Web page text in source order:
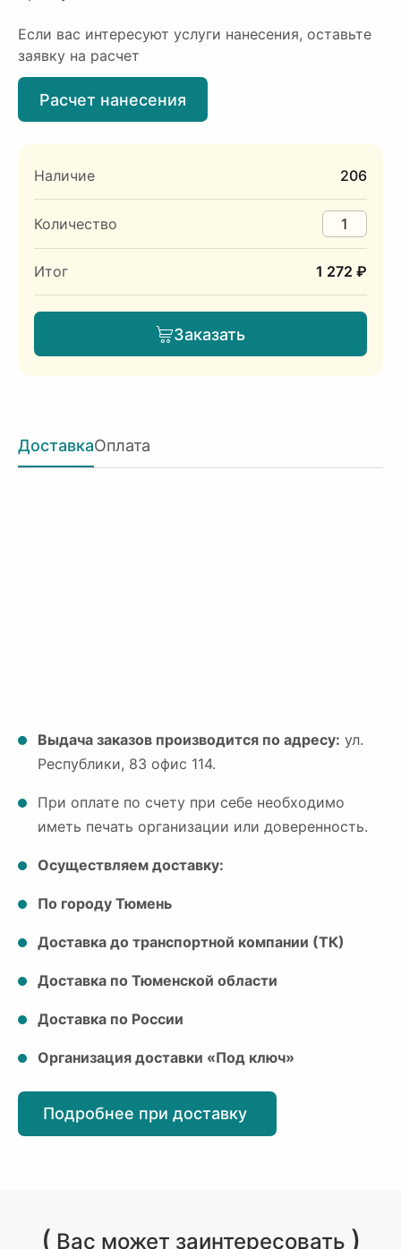
Если вас интересуют услуги нанесения, оставьте
заявку на расчет
Расчет нанесения
Наличие 206
Количество
Итог 1 272 ₽
Заказать
ДоставкаОплата
Выдача заказов производится по адресу: ул.
Республики, 83 офис 114.
При оплате по счету при себе необходимо
иметь печать организации или доверенность.
Осуществляем доставку:
По городу Тюмень
Доставка до транспортной компании (ТК)
Доставка по Тюменской области
Доставка по России
Организация доставки «Под ключ»
Подробнее при доставку
( Вас может заинтересовать )